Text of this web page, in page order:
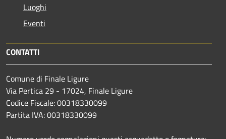
Luoghi
Eventi
CONTATTI
Comune di Finale Ligure
Via Pertica 29 - 17024, Finale Ligure
Codice Fiscale: 00318330099
Partita IVA: 00318330099